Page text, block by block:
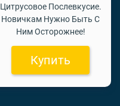
Цитрусовое Послевкусие.
Новичкам Нужно Быть С
Ним Осторожнее!
Купить